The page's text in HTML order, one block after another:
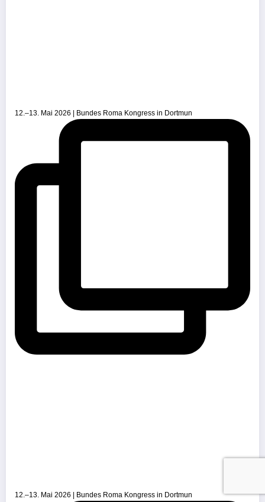
12.–13. Mai 2026 | Bundes Roma Kongress in Dortmun
12.–13. Mai 2026 | Bundes Roma Kongress in Dortmun